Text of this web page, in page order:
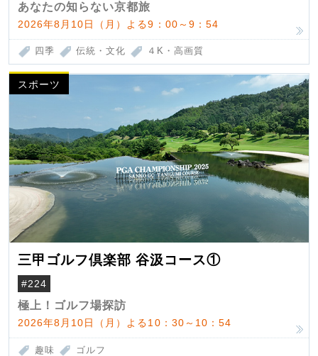
あなたの知らない京都旅
2026年8月10日（月）よる9：00～9：54
四季 伝統・文化 ４K・高画質
スポーツ
三甲ゴルフ倶楽部 谷汲コース①
#224
極上！ゴルフ場探訪
2026年8月10日（月）よる10：30～10：54
趣味 ゴルフ